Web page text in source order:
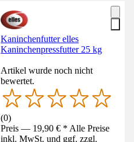
Kaninchenfutter elles
Kaninchenpressfutter 25 kg
Artikel wurde noch nicht
bewertet.
(0)
Preis — 19,90 € * Alle Preise
inkl. MwSt. und ggf. zzgl.